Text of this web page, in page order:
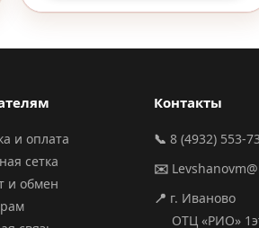
и оплата
сетка
и обмен
Контакты
📞 8 (4932) 553-
✉️
📍 г. Иваново
ОТЦ «РИО»